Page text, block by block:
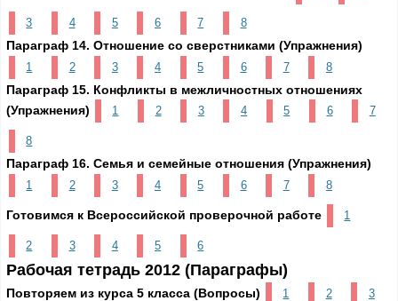
3 4 5 6 7 8
Параграф 14. Отношение со сверстниками (Упражнения)
1 2 3 4 5 6 7 8
Параграф 15. Конфликты в межличностных отношениях
(Упражнения)
1 2 3 4 5 6 7
8
Параграф 16. Семья и семейные отношения (Упражнения)
1 2 3 4 5 6 7 8
Готовимся к Всероссийской проверочной работе 1
2 3 4 5 6
Рабочая тетрадь 2012 (Параграфы)
Повторяем из курса 5 класса (Вопросы) 1 2 3